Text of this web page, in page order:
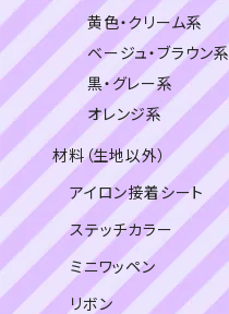
黄色・クリーム系
ベージュ・ブラウン系
黒・グレー系
オレンジ系
材料（生地以外）
アイロン接着シート
ステッチカラー
ミニワッペン
リボン